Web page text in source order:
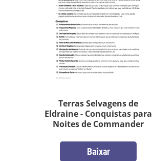
Terras Selvagens de
Eldraine - Conquistas para
Noites de Commander
Baixar